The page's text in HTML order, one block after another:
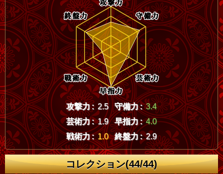
攻撃力 : 2.5 守備力 : 3.4
芸術力 : 1.9 早指力 : 4.0
戦術力 : 1.0 終盤力 : 2.9
コレクション(44/44)